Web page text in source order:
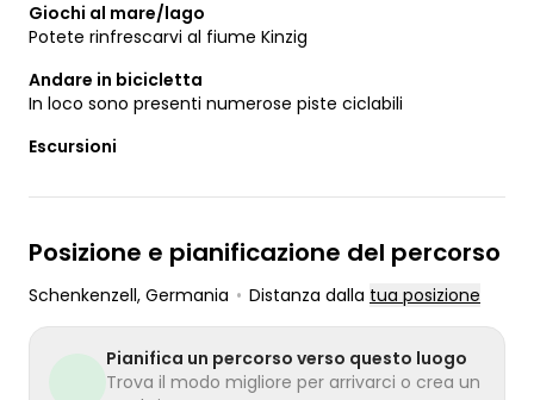
Giochi al mare/lago
Potete rinfrescarvi al fiume Kinzig
Andare in bicicletta
In loco sono presenti numerose piste ciclabili
Escursioni
Posizione e pianificazione del percorso
Schenkenzell, Germania • Distanza dalla tua posizione
Pianifica un percorso verso questo luogo
Trova il modo migliore per arrivarci o crea un